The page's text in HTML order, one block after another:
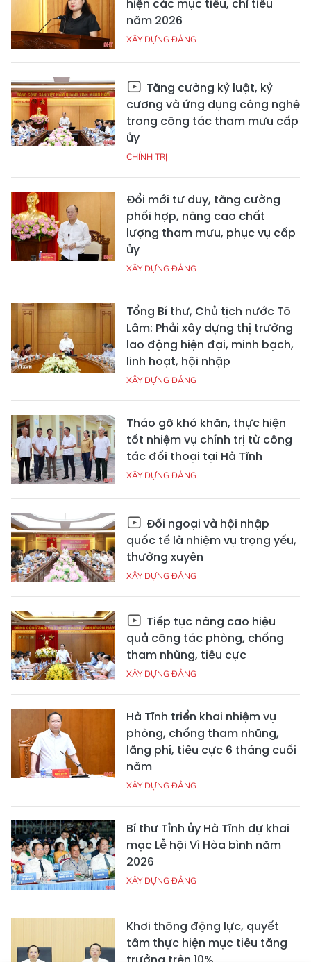
hiện các mục tiêu, chỉ tiêu
năm 2026
XÂY DỰNG ĐẢNG
Tăng cường kỷ luật, kỷ
cương và ứng dụng công nghệ
trong công tác tham mưu cấp
ủy
CHÍNH TRỊ
Đổi mới tư duy, tăng cường
phối hợp, nâng cao chất
lượng tham mưu, phục vụ cấp
ủy
XÂY DỰNG ĐẢNG
Tổng Bí thư, Chủ tịch nước Tô
Lâm: Phải xây dựng thị trường
lao động hiện đại, minh bạch,
linh hoạt, hội nhập
XÂY DỰNG ĐẢNG
Tháo gỡ khó khăn, thực hiện
tốt nhiệm vụ chính trị từ công
tác đối thoại tại Hà Tĩnh
XÂY DỰNG ĐẢNG
Đối ngoại và hội nhập
quốc tế là nhiệm vụ trọng yếu,
thường xuyên
XÂY DỰNG ĐẢNG
Tiếp tục nâng cao hiệu
quả công tác phòng, chống
tham nhũng, tiêu cực
XÂY DỰNG ĐẢNG
Hà Tĩnh triển khai nhiệm vụ
phòng, chống tham nhũng,
lãng phí, tiêu cực 6 tháng cuối
năm
XÂY DỰNG ĐẢNG
Bí thư Tỉnh ủy Hà Tĩnh dự khai
mạc Lễ hội Vì Hòa bình năm
2026
XÂY DỰNG ĐẢNG
Khơi thông động lực, quyết
tâm thực hiện mục tiêu tăng